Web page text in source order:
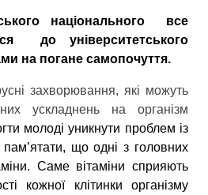
національного все
до університетського
на погане самопочуття.
захворювання, які можуть
ускладнень на організм
молоді уникнути проблем із
що одні з головних
Саме вітаміни сприяють
кожної клітинки організму